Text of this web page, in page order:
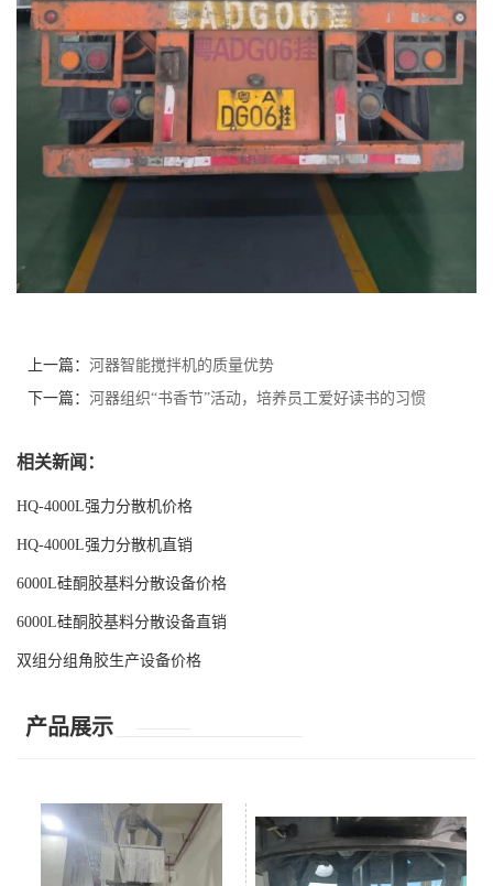
方
式
线
上一篇： 河器智能搅拌机的质量优势
下一篇： 河器组织“书香节”活动，培养员工爱好读书的习惯
相关新闻：
HQ-4000L强力分散机价格
HQ-4000L强力分散机直销
6000L硅酮胶基料分散设备价格
6000L硅酮胶基料分散设备直销
双组分组角胶生产设备价格
产品展示